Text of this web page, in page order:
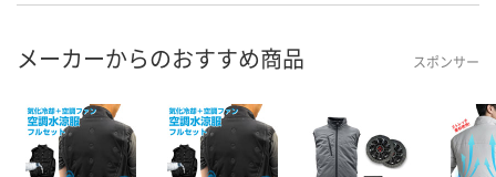
メーカーからのおすすめ商品 スポンサー